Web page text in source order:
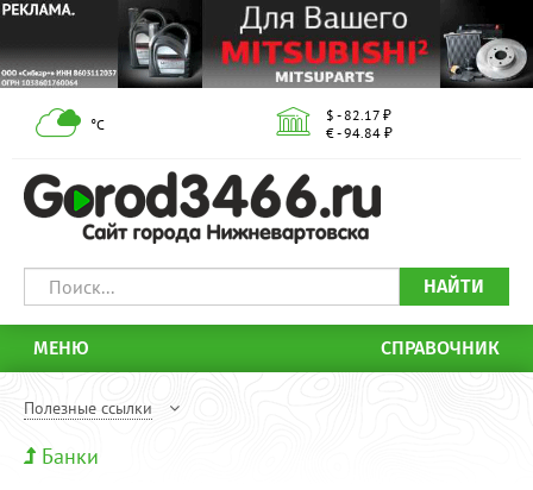
°С
$ - 82.17 ₽
€ - 94.84 ₽
НАЙТИ
МЕНЮ СПРАВОЧНИК
Полезные ссылки
Банки